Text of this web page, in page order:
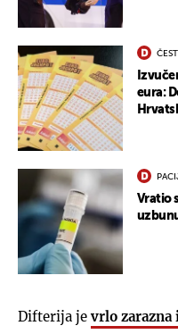
eura:
Vratio
Difterija jevrlo zarazna